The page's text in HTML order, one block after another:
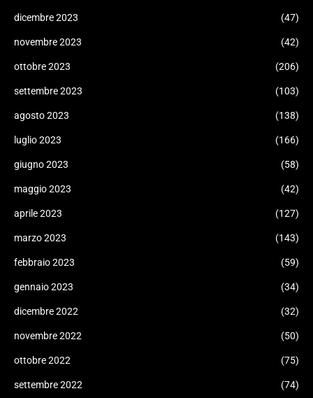
dicembre 2023 (47)
novembre 2023 (42)
ottobre 2023 (206)
settembre 2023 (103)
agosto 2023 (138)
luglio 2023 (166)
giugno 2023 (58)
maggio 2023 (42)
aprile 2023 (127)
marzo 2023 (143)
febbraio 2023 (59)
gennaio 2023 (34)
dicembre 2022 (32)
novembre 2022 (50)
ottobre 2022 (75)
settembre 2022 (74)